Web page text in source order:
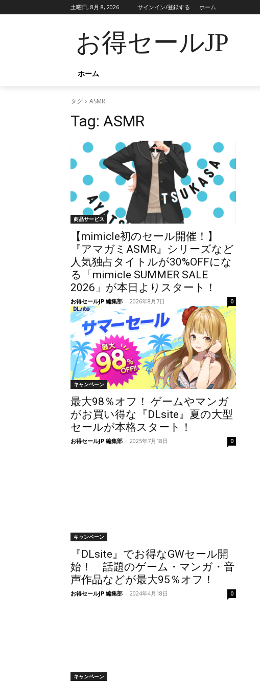
土曜日, 8月 8, 2026 サインイン/登録する ホーム
お得セールJP
ホーム
タグ ASMR
Tag: ASMR
商品サービス
【mimicle初のセール開催！】
『アマガミASMR』シリーズなど
人気独占タイトルが30%OFFにな
る「mimicle SUMMER SALE
2026」が本日よりスタート！
お得セールJP 編集部 - 2026年8月7日 0
キャンペーン
最大98％オフ！ ゲームやマンガ
がお買い得な『DLsite』夏の大型
セールが本格スタート！
お得セールJP 編集部 - 2025年7月18日 0
キャンペーン
『DLsite』でお得なGWセール開
始！ 話題のゲーム・マンガ・音
声作品などが最大95％オフ！
お得セールJP 編集部 - 2024年4月18日 0
キャンペーン